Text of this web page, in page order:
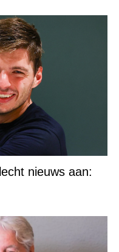
nieuws aan: